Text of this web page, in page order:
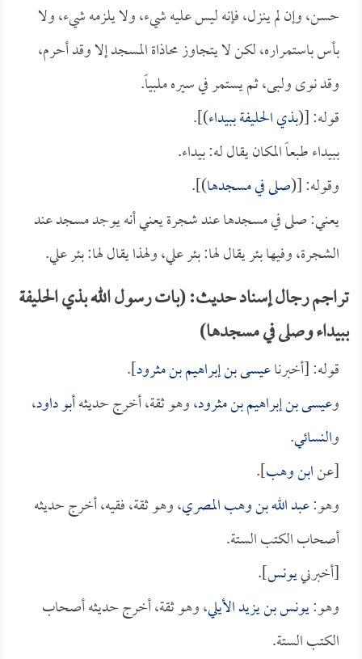
حسن، وإن لم ينزل، فإنه ليس عليه شيء، ولا يلزمه شيء، ولا
بأس باستمراره، لكن لا يتجاوز محاذاة المسجد إلا وقد أحرم،
وقد نوى ولبى، ثم يستمر في سيره ملبياً.
قوله: [(بذي الحليفة ببيداء)].
ببيداء طبعاً المكان يقال له: بيداء.
وقوله: [(صلى في مسجدها)].
يعني: صلى في مسجدها عند شجرة يعني أنه يوجد مسجد عند
الشجرة، وفيها بئر يقال لها: بئر علي، ولهذا يقال لها: بئر علي.
تراجم رجال إسناد حديث: (بات رسول الله بذي الحليفة
ببيداء وصلى في مسجدها)
قوله: [أخبرناعيسى بن إبراهيم بن مثرود].
وعيسى بن إبراهيم بن مثرود، وهو ثقة، أخرج حديثهأبو داود،
والنسائي.
[عنابن وهب].
وهو:عبد الله بن وهب المصري، وهو ثقة، فقيه، أخرج حديثه
أصحاب الكتب الستة.
[أخبرنييونس].
وهو:يونس بن يزيد الأيلي، وهو ثقة، أخرج حديثه أصحاب
الكتب الستة.